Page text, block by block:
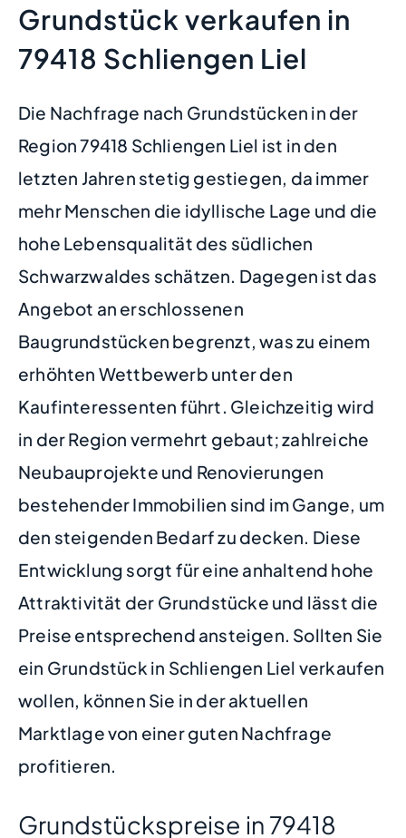
Grundstück verkaufen in
79418 Schliengen Liel
Die Nachfrage nach Grundstücken in der
Region 79418 Schliengen Liel ist in den
letzten Jahren stetig gestiegen, da immer
mehr Menschen die idyllische Lage und die
hohe Lebensqualität des südlichen
Schwarzwaldes schätzen. Dagegen ist das
Angebot an erschlossenen
Baugrundstücken begrenzt, was zu einem
erhöhten Wettbewerb unter den
Kaufinteressenten führt. Gleichzeitig wird
in der Region vermehrt gebaut; zahlreiche
Neubauprojekte und Renovierungen
bestehender Immobilien sind im Gange, um
den steigenden Bedarf zu decken. Diese
Entwicklung sorgt für eine anhaltend hohe
Attraktivität der Grundstücke und lässt die
Preise entsprechend ansteigen. Sollten Sie
ein Grundstück in Schliengen Liel verkaufen
wollen, können Sie in der aktuellen
Marktlage von einer guten Nachfrage
profitieren.
Grundstückspreise in 79418